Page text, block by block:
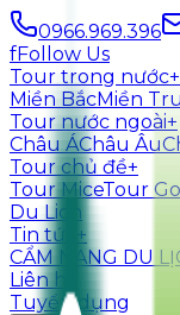
0966.969.396
fFollow Us
Tour trong nước+
Miền BắcMiền
Tour nước ngoài+
Châu ÁChâu Âu
Tour chủ đề+
Tour MiceTour
Du Lich
Tin tức
+
CẨM NANG DU
Liên hệ
Tuyển dụng